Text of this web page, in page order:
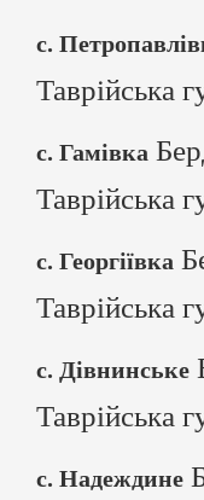
с.
Таврійська
с. Гамівка
Таврійська
с. Георгіївка
Таврійська
с. Дівнинське
Таврійська
с. Надеждине